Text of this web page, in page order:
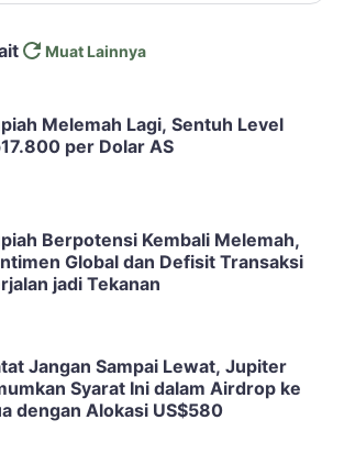
Muat Lainnya
Melemah Lagi, Sentuh Level
per Dolar AS
Berpotensi Kembali Melemah,
Global dan Defisit Transaksi
jadi Tekanan
Jangan Sampai Lewat, Jupiter
Syarat Ini dalam Airdrop ke
dengan Alokasi US$580